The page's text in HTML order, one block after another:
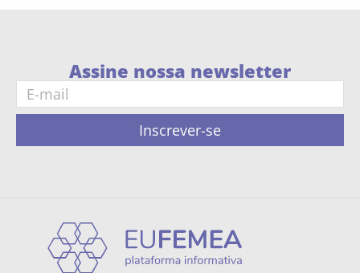
Assine nossa newsletter
Inscrever-se